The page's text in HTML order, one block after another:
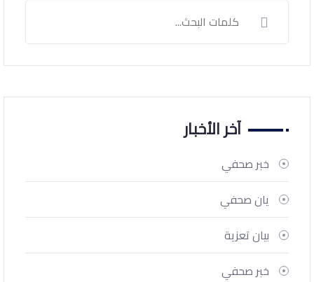
آخر الأخبار
خبر صحفي
يان صحفي
بيان تعزية
خبر صحفي